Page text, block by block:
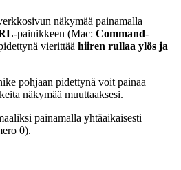
näkymää painamalla
-painikkeen (Mac: Command-
vierittää hiiren rullaa ylös ja
pohjaan pidettynä voit painaa
näkymää muuttaaksesi.
painamalla yhtäaikaisesti
0).